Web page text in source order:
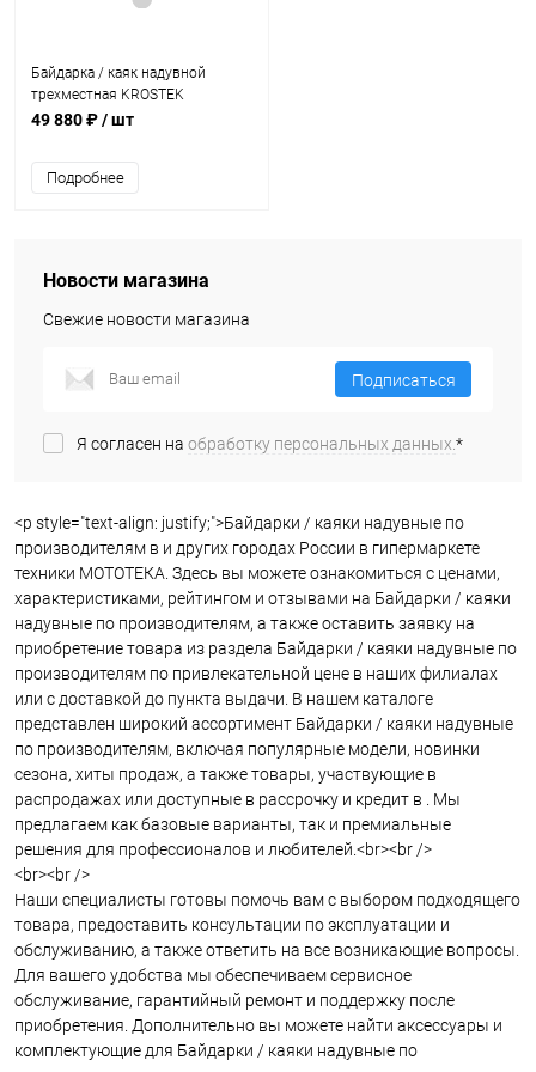
Байдарка / каяк надувной
трехместная KROSTEK
(Кростек) #1 Gray/Green
49 880 ₽/ шт
Подробнее
Новости магазина
Свежие новости магазина
Подписаться
Я согласен на обработку персональных данных.*
<p style="text-align: justify;">Байдарки / каяки надувные по
производителям в и других городах России в гипермаркете
техники МОТОТЕКА. Здесь вы можете ознакомиться с ценами,
характеристиками, рейтингом и отзывами на Байдарки / каяки
надувные по производителям, а также оставить заявку на
приобретение товара из раздела Байдарки / каяки надувные по
производителям по привлекательной цене в наших филиалах
или с доставкой до пункта выдачи. В нашем каталоге
представлен широкий ассортимент Байдарки / каяки надувные
по производителям, включая популярные модели, новинки
сезона, хиты продаж, а также товары, участвующие в
распродажах или доступные в рассрочку и кредит в . Мы
предлагаем как базовые варианты, так и премиальные
решения для профессионалов и любителей.<br><br />
<br><br />
Наши специалисты готовы помочь вам с выбором подходящего
товара, предоставить консультации по эксплуатации и
обслуживанию, а также ответить на все возникающие вопросы.
Для вашего удобства мы обеспечиваем сервисное
обслуживание, гарантийный ремонт и поддержку после
приобретения. Дополнительно вы можете найти аксессуары и
комплектующие для Байдарки / каяки надувные по